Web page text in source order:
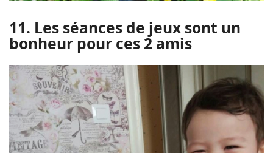
11. Les séances de jeux sont un
bonheur pour ces 2 amis